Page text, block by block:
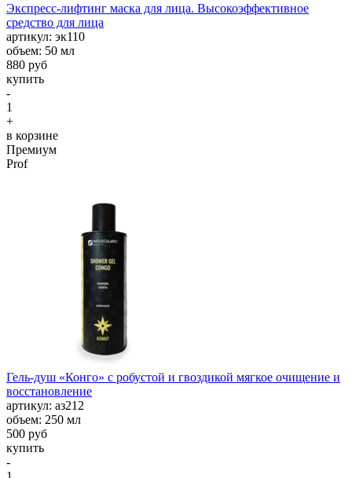
Экспресс-лифтинг маска для лица. Высокоэффективное
средство для лица
aртикул: эк110
объем: 50 мл
880 руб
купить
-
1
+
в корзине
Премиум
Prof
Гель-душ «Конго» с робустой и гвоздикой мягкое очищение и
восстановление
aртикул: аз212
объем: 250 мл
500 руб
купить
-